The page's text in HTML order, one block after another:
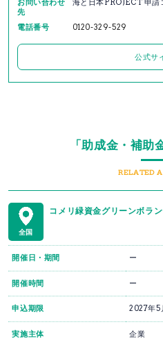
お問い合わせ
先
海と日本PROJECT 申請
電話番号 0120-329-529
公式サ
「助成金・補助
RELATED
全国
コメリ緑資金グリーンボラ
開催日・期間 ー
開催時間 ー
申込期限 2027年5
実施主体 企業